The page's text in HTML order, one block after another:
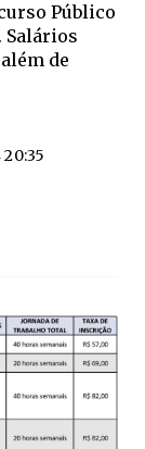
Público
Salários
de